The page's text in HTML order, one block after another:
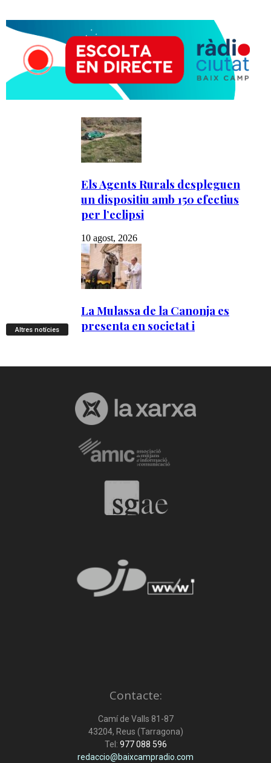
Altres notícies
Contacte:
Camí de Valls 81-87
43204, Reus (Tarragona)
Tel: 977 088 596
redaccio@baixcampradio.com